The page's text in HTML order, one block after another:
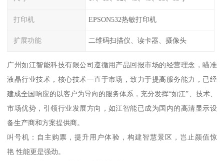
打印机 EPSON532热敏打印机
扩展功能 二维码扫描仪、读卡器、摄像头
广州如江智能科技有限公司遵循用产品回报市场的经营理念，瞄准
液晶行业技术，核心技术一直于市场，致力于提高服务能力，已经
建成全国响应的以客户为导向的服务体系，充分发挥“如江”、技术、
市场优势，引领行业发展方向，如江智能已成为国内的高清显示设
备生产商和方案提供商。
叫号机：自主购票，提升用户体验，构建智慧景区，岂止颜值惊
艳 性能更是强劲。